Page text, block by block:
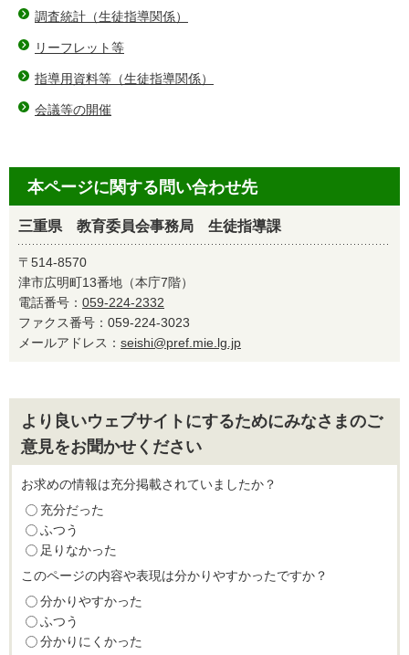
調査統計（生徒指導関係）
リーフレット等
指導用資料等（生徒指導関係）
会議等の開催
本ページに関する問い合わせ先
三重県 教育委員会事務局 生徒指導課
〒514-8570
津市広明町13番地（本庁7階）
電話番号： 059-224-2332
ファクス番号：059-224-3023
メールアドレス： seishi@pref.mie.lg.jp
より良いウェブサイトにするためにみなさまのご
意見をお聞かせください
お求めの情報は充分掲載されていましたか？
充分だった
ふつう
足りなかった
このページの内容や表現は分かりやすかったですか？
分かりやすかった
ふつう
分かりにくかった